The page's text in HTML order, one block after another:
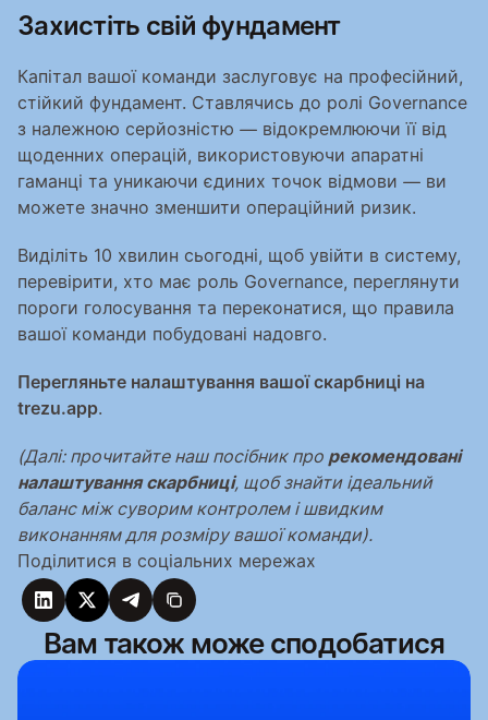
Захистіть свій фундамент
Капітал вашої команди заслуговує на професійний,
стійкий фундамент. Ставлячись до ролі Governance
з належною серйозністю — відокремлюючи її від
щоденних операцій, використовуючи апаратні
гаманці та уникаючи єдиних точок відмови — ви
можете значно зменшити операційний ризик.
Виділіть 10 хвилин сьогодні, щоб увійти в систему,
перевірити, хто має роль Governance, переглянути
пороги голосування та переконатися, що правила
вашої команди побудовані надовго.
Перегляньте налаштування вашої скарбниці на
trezu.app.
(Далі: прочитайте наш посібник про рекомендовані
налаштування скарбниці, щоб знайти ідеальний
баланс між суворим контролем і швидким
виконанням для розміру вашої команди).
Поділитися в соціальних мережах
Вам також може сподобатися